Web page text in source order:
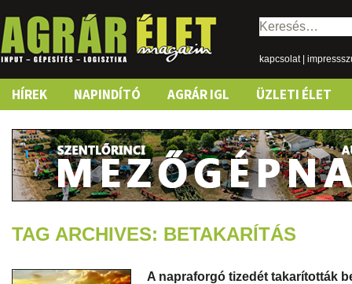
Keresés:
kapcsolat|
Skip
content
HÍREK NAPINDÍTÓ AGRÁR IGL ÜZLETI ÉLET
TAG ARCHIVES: BETAKARÍTÁS
A napraforgó tizedét takarították